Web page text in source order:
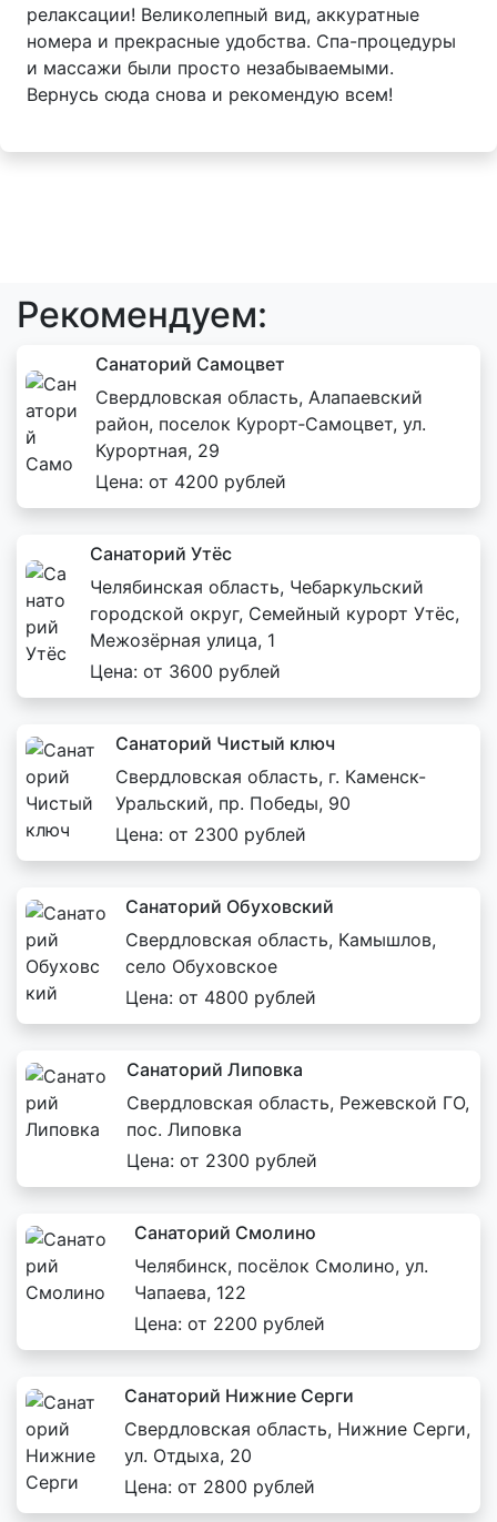
релаксации! Великолепный вид, аккуратные
номера и прекрасные удобства. Спа-процедуры
и массажи были просто незабываемыми.
Вернусь сюда снова и рекомендую всем!
Рекомендуем:
Санаторий Самоцвет
Свердловская область, Алапаевский
район, поселок Курорт‑Самоцвет, ул.
Курортная, 29
Цена: от 4200 рублей
Санаторий Утёс
Челябинская область, Чебаркульский
городской округ, Семейный курорт Утёс,
Межозёрная улица, 1
Цена: от 3600 рублей
Санаторий Чистый ключ
Свердловская область, г. Каменск-
Уральский, пр. Победы, 90
Цена: от 2300 рублей
Санаторий Обуховский
Свердловская область, Камышлов,
село Обуховское
Цена: от 4800 рублей
Санаторий Липовка
Свердловская область, Режевской ГО,
пос. Липовка
Цена: от 2300 рублей
Санаторий Смолино
Челябинск, посёлок Смолино, ул.
Чапаева, 122
Цена: от 2200 рублей
Санаторий Нижние Серги
Свердловская область, Нижние Серги,
ул. Отдыха, 20
Цена: от 2800 рублей